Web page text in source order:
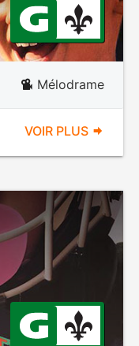
Mélodrame
VOIR PLUS